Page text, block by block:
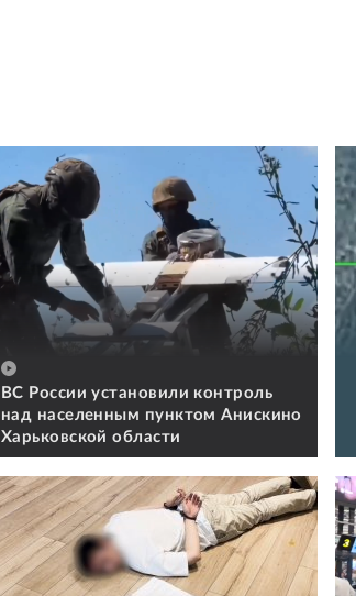
ВС России установили контроль
над населенным пунктом Анискино
Харьковской области